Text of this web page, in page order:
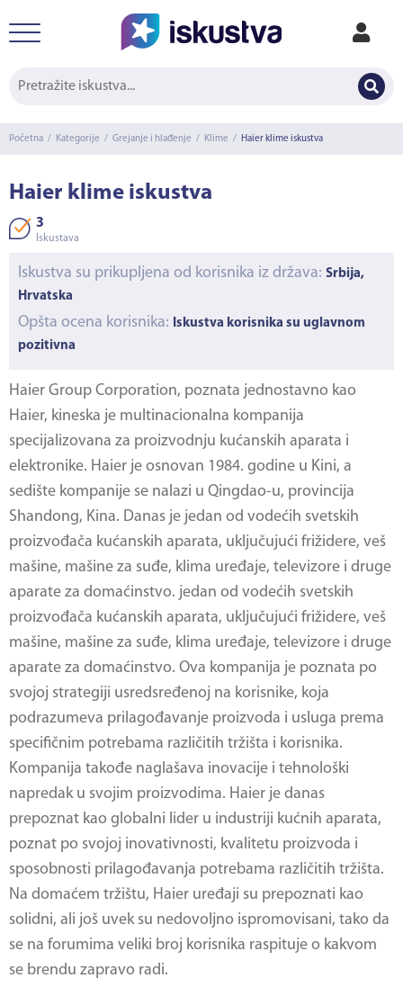
Početna / Kategorije / Grejanje i hlađenje / Klime / Haier klime iskustva
Haier klime iskustva
3
Iskustava
Iskustva su prikupljena od korisnika iz država: Srbija,
Hrvatska
Opšta ocena korisnika: Iskustva korisnika su uglavnom
pozitivna
Haier Group Corporation, poznata jednostavno kao
Haier, kineska je multinacionalna kompanija
specijalizovana za proizvodnju kućanskih aparata i
elektronike. Haier je osnovan 1984. godine u Kini, a
sedište kompanije se nalazi u Qingdao-u, provincija
Shandong, Kina. Danas je jedan od vodećih svetskih
proizvođača kućanskih aparata, uključujući frižidere, veš
mašine, mašine za suđe, klima uređaje, televizore i druge
aparate za domaćinstvo. jedan od vodećih svetskih
proizvođača kućanskih aparata, uključujući frižidere, veš
mašine, mašine za suđe, klima uređaje, televizore i druge
aparate za domaćinstvo. Ova kompanija je poznata po
svojoj strategiji usredsređenoj na korisnike, koja
podrazumeva prilagođavanje proizvoda i usluga prema
specifičnim potrebama različitih tržišta i korisnika.
Kompanija takođe naglašava inovacije i tehnološki
napredak u svojim proizvodima. Haier je danas
prepoznat kao globalni lider u industriji kućnih aparata,
poznat po svojoj inovativnosti, kvalitetu proizvoda i
sposobnosti prilagođavanja potrebama različitih tržišta.
Na domaćem tržištu, Haier uređaji su prepoznati kao
solidni, ali još uvek su nedovoljno ispromovisani, tako da
se na forumima veliki broj korisnika raspituje o kakvom
se brendu zapravo radi.